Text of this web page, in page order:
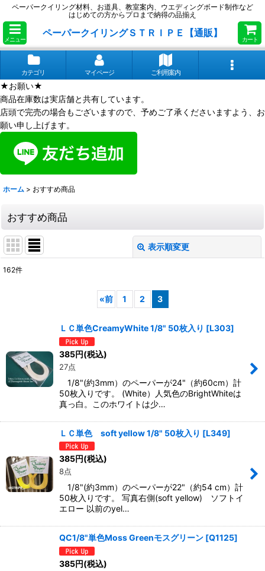
ペーパークイリング材料、お道具、教室案内、ウエディングボード制作など
はじめての方からプロまで納得の品揃え
メニュー
ペーパークイリングＳＴＲＩＰＥ【通販】
カート
カテゴリ マイページ ご利用案内
★お願い★
商品在庫数は実店舗と共有しています。
店頭で完売の場合もございますので、予めご了承くださいますよう、お
願い申し上げます。
ホーム > おすすめ商品
おすすめ商品
表示順変更
162件
«前 1 2 3
ＬＣ単色CreamyWhite 1/8" 50枚入り [L303]
385円(税込)
27点
1/8"(約3mm）のペーパーが24"（約60cm）計
50枚入りです。 (White）人気色のBrightWhiteは
真っ白。このホワイトは少…
ＬＣ単色 soft yellow 1/8" 50枚入り [L349]
385円(税込)
8点
1/8"(約3mm）のペーパーが22"（約54 cm）計
50枚入りです。 写真右側(soft yellow) ソフトイ
エロー 以前のyel…
QC1/8"単色Moss Greenモスグリーン [Q1125]
385円(税込)